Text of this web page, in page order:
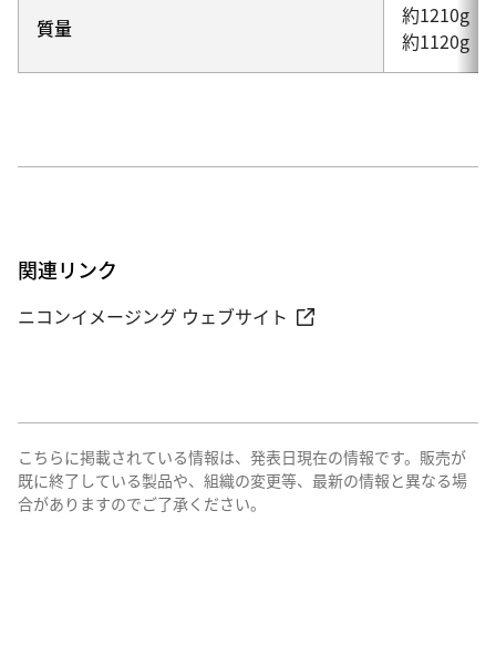
質量
約1210g（
約1120g（
関連リンク
ニコンイメージング ウェブサイト
こちらに掲載されている情報は、発表日現在の情報です。販売が
既に終了している製品や、組織の変更等、最新の情報と異なる場
合がありますのでご了承ください。